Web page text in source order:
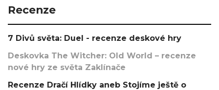
Recenze
7 Divů světa: Duel - recenze deskové hry
Deskovka The Witcher: Old World – recenze
nové hry ze světa Zaklínače
Recenze Dračí Hlídky aneb Stojíme ještě o